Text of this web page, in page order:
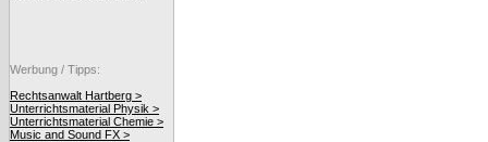
Werbung / Tipps:
Rechtsanwalt Hartberg >
Unterrichtsmaterial Physik >
Unterrichtsmaterial Chemie >
Music and Sound FX >